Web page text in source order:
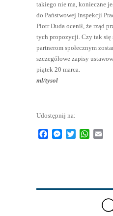
takiego nie ma, konieczne
do Państwowej Inspekcji
Piotr Duda ocenił, że rząd
tych propozycji. Czy tak się
partnerom społecznym
szczegółowe zapisy
piątek 20 marca.
ml/tysol
Udostępnij na:
FacebookMessenger
Twitter